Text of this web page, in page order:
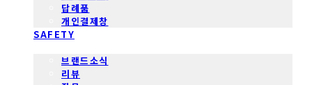
답례품
개인결제창
SAFETY
브랜드소식
리뷰